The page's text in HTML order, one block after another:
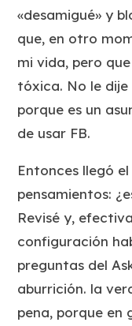
«desamigué» y
que, en otro
mi vida, pero
tóxica. No le dije
porque es un
de usar FB.
Entonces llegó
pensamientos:
Revisé y,
configuración
preguntas del
aburrición. la
pena, porque en